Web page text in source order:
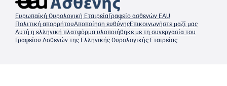
Ευρωπαϊκή Ουρολογική ΕταιρείαΓραφείο ασθενών EAU
Πολιτική απορρήτουΑποποίηση ευθύνηςΕπικοινωνήστε μαζί μας
Αυτή η ελληνική πλατφόρμα υλοποιήθηκε με τη συνεργασία του
Γραφείου Ασθενών της Ελληνικής Ουρολογικής Εταιρείας